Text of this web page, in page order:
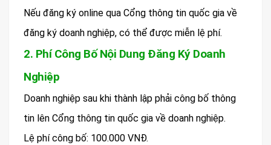
Nếu đăng ký online qua Cổng thông tin quốc gia về
đăng ký doanh nghiệp, có thể được miễn lệ phí.
2. Phí Công Bố Nội Dung Đăng Ký Doanh
Nghiệp
Doanh nghiệp sau khi thành lập phải công bố thông
tin lên Cổng thông tin quốc gia về doanh nghiệp.
Lệ phí công bố: 100.000 VNĐ.